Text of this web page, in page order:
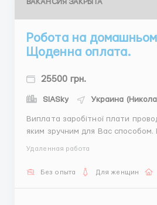
ВАКАНСИЯ ЗАКРЫТА
Робота на
Щоденна оплата.
25500 грн.
SIASky Украина
Виплата заробітної плати
яким зручним для Вас способом. Консультування
до роботи. дівчина / жінка 18-45 років. Навчання
Удаленная работа
Без опыта Для женщин